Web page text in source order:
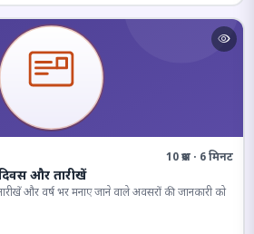
10 प्रश्न · 6 मिनट
दिवस और तारीखें
और वर्ष भर मनाए जाने वाले अवसरों की जानकारी को